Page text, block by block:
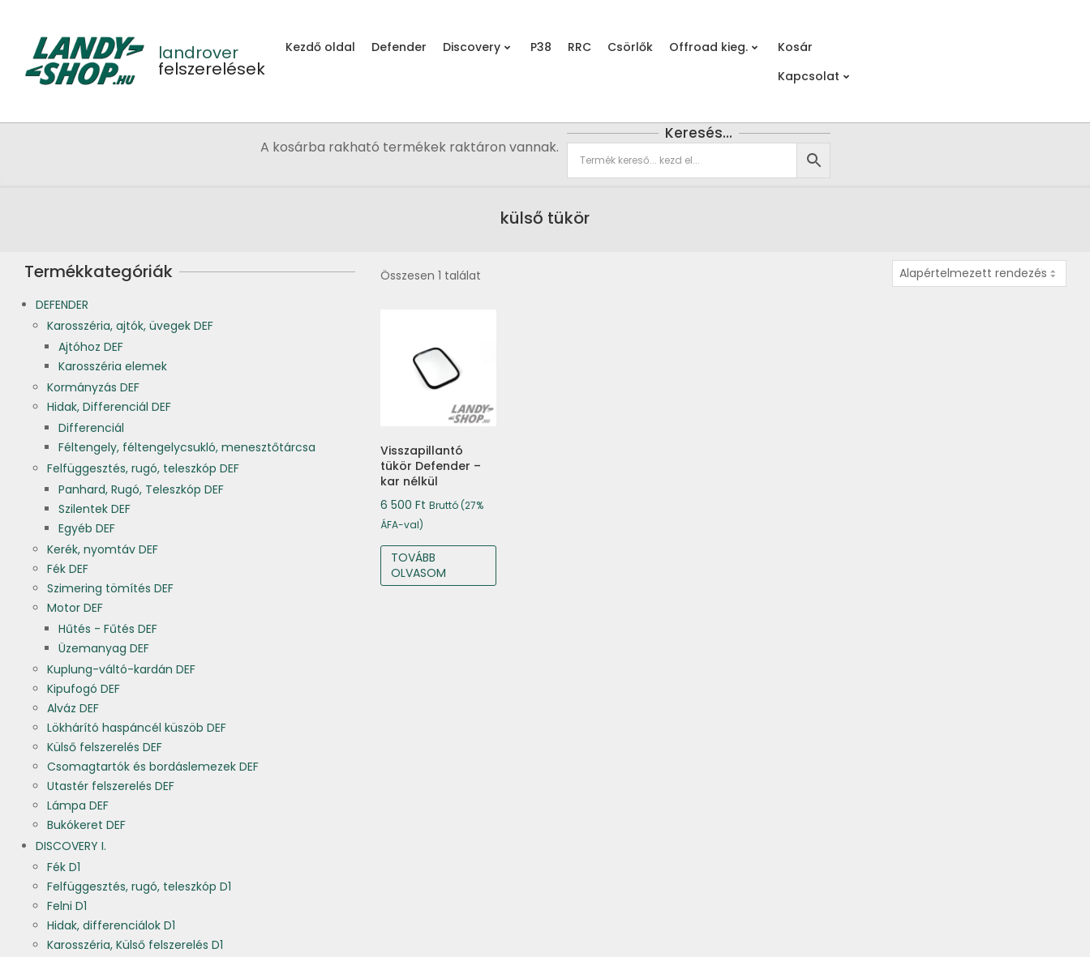
content
landrover
felszerelések
Kezdő oldal Defender Discovery P38 RRC Csörlők Offroad kieg.
Kosár
Kapcsolat
A kosárba rakható termékek raktáron vannak.
Keresés…
külső tükör
Összesen 1 találat
Visszapillantó
tükör Defender –
kar nélkül
6 500 Ft Bruttó (27%
ÁFA-val)
TOVÁBB
OLVASOM
Termékkategóriák
DEFENDER
Karosszéria, ajtók, üvegek DEF
Ajtóhoz DEF
Karosszéria elemek
Kormányzás DEF
Hidak, Differenciál DEF
Differenciál
Féltengely, féltengelycsukló, menesztőtárcsa
Felfüggesztés, rugó, teleszkóp DEF
Panhard, Rugó, Teleszkóp DEF
Szilentek DEF
Egyéb DEF
Kerék, nyomtáv DEF
Fék DEF
Szimering tömítés DEF
Motor DEF
Hűtés - Fűtés DEF
Üzemanyag DEF
Kuplung-váltó-kardán DEF
Kipufogó DEF
Alváz DEF
Lökhárító haspáncél küszöb DEF
Külső felszerelés DEF
Csomagtartók és bordáslemezek DEF
Utastér felszerelés DEF
Lámpa DEF
Bukókeret DEF
DISCOVERY I.
Fék D1
Felfüggesztés, rugó, teleszkóp D1
Felni D1
Hidak, differenciálok D1
Karosszéria, Külső felszerelés D1